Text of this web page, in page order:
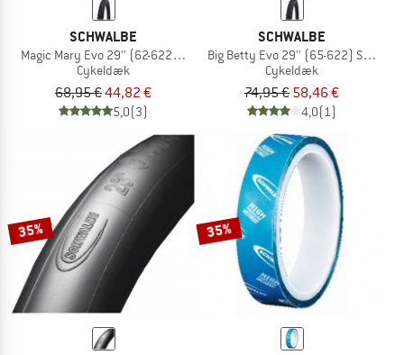
SCHWALBE
Magic Mary Evo 29'' (62-622) Super Trail TLE
Cykeldæk
68,95 €44,82 €
5,0(3)
SCHWALBE
Big Betty Evo 29'' (65-622) Super
Cykeldæk
74,95 € 58,46 €
4,0(1)
35% 35%